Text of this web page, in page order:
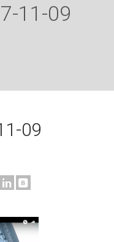
11-09
09